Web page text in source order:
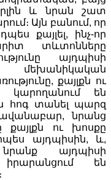
և նրան շատ
Այն բանում, որ
քայլել, ինչ-որ
տևտոնները
այդպիսի
քայլքն ու
կարողանում են
հոգ տանել պարզ
Հավանաբար, նրանց
քայլքն ու խոսքը
այդպիսին, և,
այդպիսի
իրարանցում են